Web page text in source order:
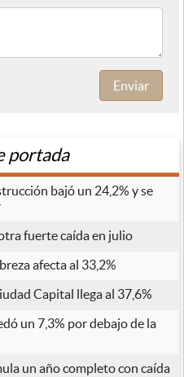
Enviar
portada
bajó un 24,2% y se
fuerte caída en julio
afecta al 33,2%
Capital llega al 37,6%
un 7,3% por debajo de la
un año completo con caída